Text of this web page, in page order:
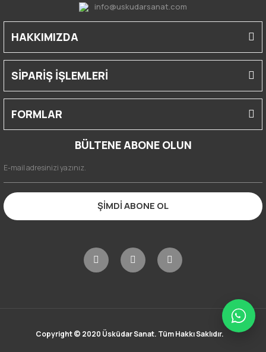
info@uskudarsanat.com
HAKKIMIZDA
SİPARİŞ İŞLEMLERİ
FORMLAR
BÜLTENE ABONE OLUN
ŞİMDİ ABONE OL
Copyright © 2020 Üsküdar Sanat. Tüm Hakkı Saklıdır.